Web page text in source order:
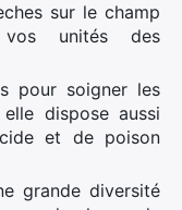
sur le champ
unités des
pour soigner les
dispose aussi
et de poison
grande diversité